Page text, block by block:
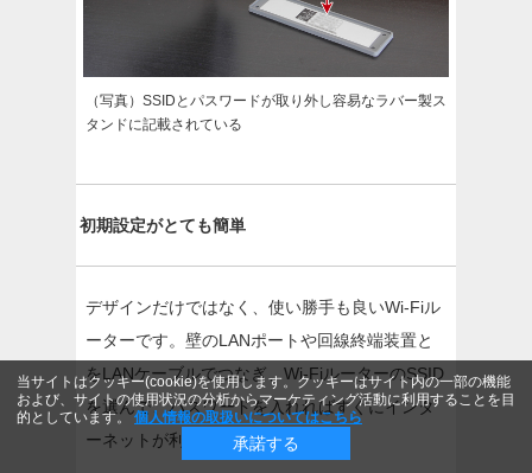
（写真）SSIDとパスワードが取り外し容易なラバー製ス
タンドに記載されている
初期設定がとても簡単
デザインだけではなく、使い勝手も良いWi-Fiル
ーターです。壁のLANポートや回線終端装置と
をLANケーブルでつなぎ、Wi-FiルーターのSSID
を選んで、パスワードを入れればすぐにインタ
ーネットが利用できます。
当サイトはクッキー(cookie)を使用します。クッキーはサイト内の一部の機能
および、サイトの使用状況の分析からマーケティング活動に利用することを目
的としています。 個人情報の取扱いについてはこちら
承諾する